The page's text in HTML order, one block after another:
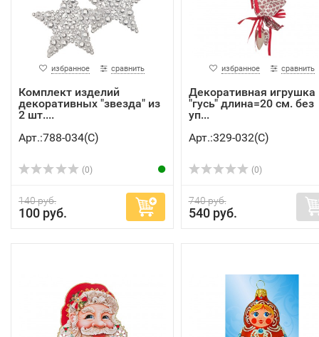
избранное сравнить
Комплект изделий
декоративных "звезда" из
2 шт....
Арт.:788-034(C)
(0)
140 руб.
100 руб.
избранное сравнить
Декоративная игрушка
"гусь" длина=20 см. без
уп...
Арт.:329-032(C)
(0)
740 руб.
540 руб.